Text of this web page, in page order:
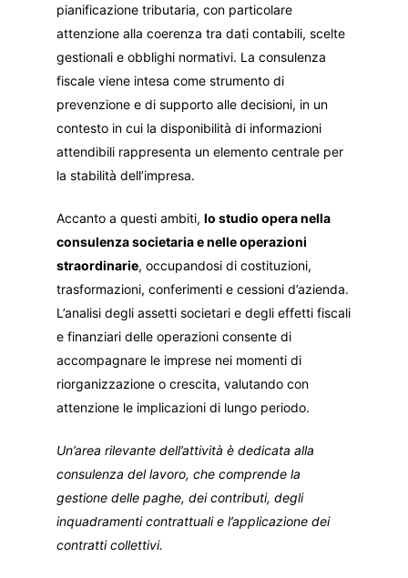
pianificazione tributaria, con particolare
attenzione alla coerenza tra dati contabili, scelte
gestionali e obblighi normativi. La consulenza
fiscale viene intesa come strumento di
prevenzione e di supporto alle decisioni, in un
contesto in cui la disponibilità di informazioni
attendibili rappresenta un elemento centrale per
la stabilità dell’impresa.
Accanto a questi ambiti,lo studio opera nella
consulenza societaria e nelle operazioni
straordinarie, occupandosi di costituzioni,
trasformazioni, conferimenti e cessioni d’azienda.
L’analisi degli assetti societari e degli effetti fiscali
e finanziari delle operazioni consente di
accompagnare le imprese nei momenti di
riorganizzazione o crescita, valutando con
attenzione le implicazioni di lungo periodo.
Un’area rilevante dell’attività è dedicata alla
consulenza del lavoro, che comprende la
gestione delle paghe, dei contributi, degli
inquadramenti contrattuali e l’applicazione dei
contratti collettivi.